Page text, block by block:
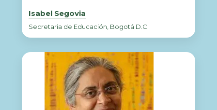
Isabel Segovia
Secretaria de Educación, Bogotá D.C.